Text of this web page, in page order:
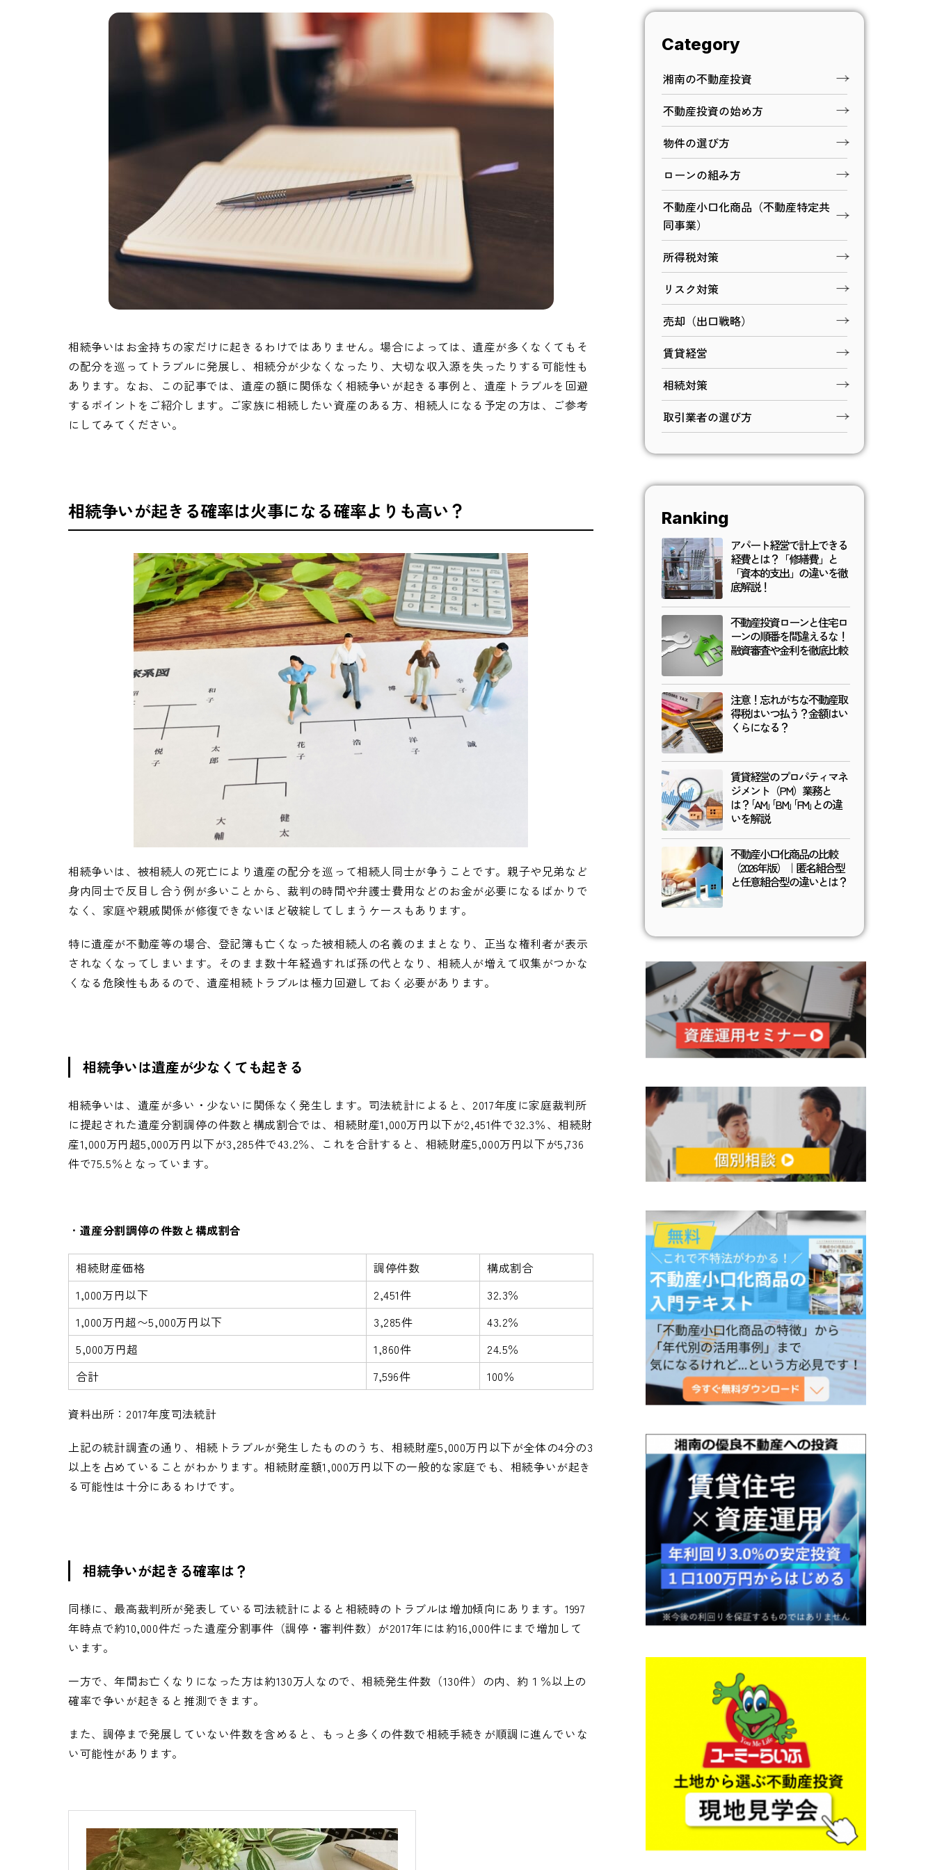
相続争いはお金持ちの家だけに起きるわけではありません。場合によっては、遺産が多くなくてもそ
の配分を巡ってトラブルに発展し、相続分が少なくなったり、大切な収入源を失ったりする可能性も
あります。なお、この記事では、遺産の額に関係なく相続争いが起きる事例と、遺産トラブルを回避
するポイントをご紹介します。ご家族に相続したい資産のある方、相続人になる予定の方は、ご参考
にしてみてください。
相続争いが起きる確率は火事になる確率よりも高い？
相続争いは、被相続人の死亡により遺産の配分を巡って相続人同士が争うことです。親子や兄弟など
身内同士で反目し合う例が多いことから、裁判の時間や弁護士費用などのお金が必要になるばかりで
なく、家庭や親戚関係が修復できないほど破綻してしまうケースもあります。
特に遺産が不動産等の場合、登記簿も亡くなった被相続人の名義のままとなり、正当な権利者が表示
されなくなってしまいます。そのまま数十年経過すれば孫の代となり、相続人が増えて収集がつかな
くなる危険性もあるので、遺産相続トラブルは極力回避しておく必要があります。
相続争いは遺産が少なくても起きる
相続争いは、遺産が多い・少ないに関係なく発生します。司法統計によると、2017年度に家庭裁判所
に提起された遺産分割調停の件数と構成割合では、相続財産1,000万円以下が2,451件で32.3％、相続財
産1,000万円超5,000万円以下が3,285件で43.2％、これを合計すると、相続財産5,000万円以下が5,736
件で75.5％となっています。
・ 遺産分割調停の件数と構成割合
相続財産価格 調停件数
構成割合
1,000万円以下
2,451件
32.3％
1,000万円超〜5,000万円以下
3,285件
43.2％
5,000万円超
1,860件
24.5％
合計
7,596件 100％
資料出所：2017年度司法統計
上記の統計調査の通り、相続トラブルが発生したもののうち、相続財産5,000万円以下が全体の4分の3
以上を占めていることがわかります。相続財産額1,000万円以下の一般的な家庭でも、相続争いが起き
る可能性は十分にあるわけです。
相続争いが起きる確率は？
同様に、最高裁判所が発表している司法統計によると相続時のトラブルは増加傾向にあります。1997
年時点で約10,000件だった遺産分割事件（調停・審判件数）が2017年には約16,000件にまで増加して
います。
一方で、年間お亡くなりになった方は約130万人なので、相続発生件数（130件）の内、約１％以上の
確率で争いが起きると推測できます。
また、調停まで発展していない件数を含めると、もっと多くの件数で相続手続きが順調に進んでいな
い可能性があります。
Category
湘南の不動産投資
不動産投資の始め方
物件の選び方
ローンの組み方
不動産小口化商品（不動産特定共
同事業）
所得税対策
リスク対策
売却（出口戦略）
賃貸経営
相続対策
取引業者の選び方
Ranking
アパート経営で計上できる
経費とは？「修繕費」と
「資本的支出」の違いを徹
底解説！
不動産投資ローンと住宅ロ
ーンの順番を間違えるな！
融資審査や金利を徹底比較
注意！忘れがちな不動産取
得税はいつ払う？金額はい
くらになる？
賃貸経営のプロパティマネ
ジメント（PM）業務と
は？｢AM｣｢BM｣｢FM｣との違
いを解説
不動産小口化商品の比較
（2026年版）｜匿名組合型
と任意組合型の違いとは？